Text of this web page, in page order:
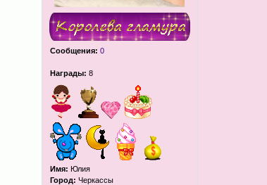
Сообщения: 0
Награды: 8
Имя: Юлия
Город: Черкассы